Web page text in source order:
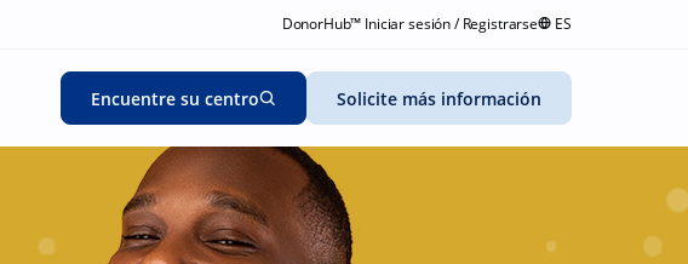
DonorHub™ Iniciar sesión / Registrarse ES
Encuentre su centro Solicite más información